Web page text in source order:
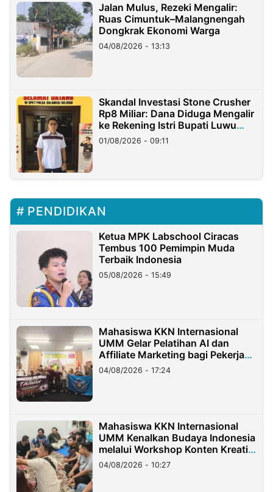
Jalan Mulus, Rezeki Mengalir:
Ruas Cimuntuk–Malangnengah
Dongkrak Ekonomi Warga
04/08/2026 - 13:13
Skandal Investasi Stone Crusher
Rp8 Miliar: Dana Diduga Mengalir
ke Rekening Istri Bupati Luwu
Timur
01/08/2026 - 09:11
PENDIDIKAN
Ketua MPK Labschool Ciracas
Tembus 100 Pemimpin Muda
Terbaik Indonesia
05/08/2026 - 15:49
Mahasiswa KKN Internasional
UMM Gelar Pelatihan AI dan
Affiliate Marketing bagi Pekerja
Migran Indonesia di Taiwan
04/08/2026 - 17:24
Mahasiswa KKN Internasional
UMM Kenalkan Budaya Indonesia
melalui Workshop Konten Kreatif
di Taiwan
04/08/2026 - 10:27